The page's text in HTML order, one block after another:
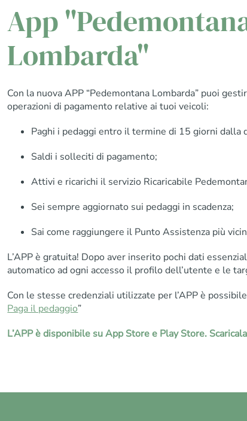
App
Lombarda"
Con la nuova APP “Pedemontana Lombarda” puoi
operazioni di pagamento relative ai tuoi veicoli:
Paghi i pedaggi entro il termine di 15 giorni dalla
Saldi i solleciti di pagamento;
Attivi e ricarichi il servizio Ricaricabile
Sei sempre aggiornato sui pedaggi in scadenza;
Sai come raggiungere il Punto Assistenza più
L’APP è gratuita! Dopo aver inserito pochi dati
automatico ad ogni accesso il profilo dell’utente e le
Con le stesse credenziali utilizzate per l’APP è
Paga il pedaggio”
L’APP è disponibile su App Store e Play Store.